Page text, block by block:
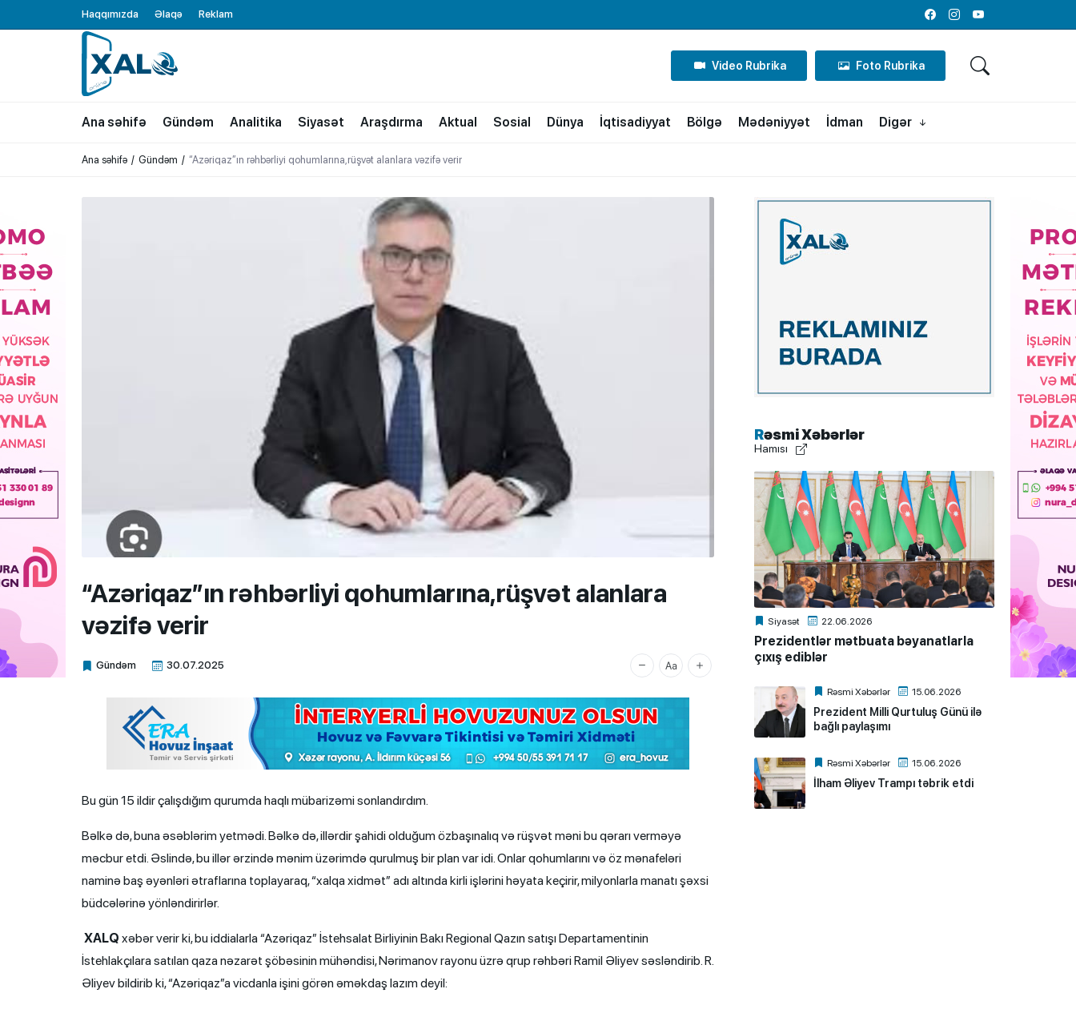
Haqqımızda Əlaqə Reklam
FacebookInstagramYoutube
XALQ.ONLINE
ONLAYN PLATFORMA
Video Rubrika Foto Rubrika
Ana səhifə Gündəm Analitika Siyasət Araşdırma Aktual Sosial Dünya İqtisadiyyat Bölgə Mədəniyyət İdman Digər
Ana səhifə Gündəm “Azəriqaz”ın rəhbərliyi qohumlarına,rüşvət alanlara vəzifə verir
“Azəriqaz”ın rəhbərliyi qohumlarına,rüşvət alanlara
vəzifə verir
Gündəm 30.07.2025
Xalq.Online
Bu gün 15 ildir çalışdığım qurumda haqlı mübarizəmi sonlandırdım.
Bəlkə də, buna əsəblərim yetmədi. Bəlkə də, illərdir şahidi olduğum özbaşınalıq və rüşvət məni bu qərarı verməyə
məcbur etdi. Əslində, bu illər ərzində mənim üzərimdə qurulmuş bir plan var idi. Onlar qohumlarını və öz mənafeləri
naminə baş əyənləri ətraflarına toplayaraq, “xalqa xidmət” adı altında kirli işlərini həyata keçirir, milyonlarla manatı şəxsi
büdcələrinə yönləndirirlər.
XALQ xəbər verir ki, bu iddialarla “Azəriqaz” İstehsalat Birliyinin Bakı Regional Qazın satışı Departamentinin
İstehlakçılara satılan qaza nəzarət şöbəsinin mühəndisi, Nərimanov rayonu üzrə qrup rəhbəri Ramil Əliyev səsləndirib. R.
Əliyev bildirib ki, “Azəriqaz”a vicdanla işini görən əməkdaş lazım deyil:
Rəsmi Xəbərlər
Hamısı
Siyasət 22.06.2026
Prezidentlər mətbuata bəyanatlarla
çıxış ediblər
Rəsmi Xəbərlər 15.06.2026
Prezident Milli Qurtuluş Günü ilə
bağlı paylaşımı
Rəsmi Xəbərlər 15.06.2026
İlham Əliyev Trampı təbrik etdi